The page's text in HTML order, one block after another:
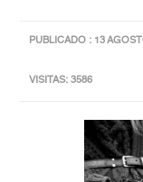
PUBLICADO : 13
VISITAS: 3586